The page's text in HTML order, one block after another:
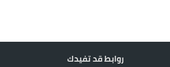
روابط قد تفيدك